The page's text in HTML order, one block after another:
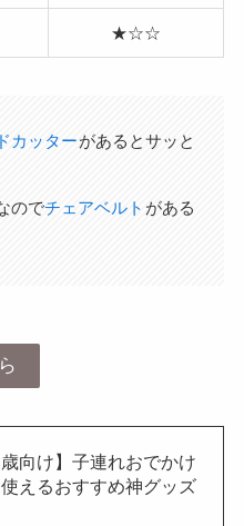
★☆☆
カッターがあるとサッと
のでチェアベルト がある
歳向け】子連れおでかけ
えるおすすめ神グッズ